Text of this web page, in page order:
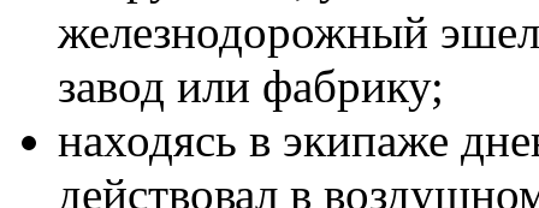
железнодорожный
завод или фабрику;
находясь в экипаже
действовал в